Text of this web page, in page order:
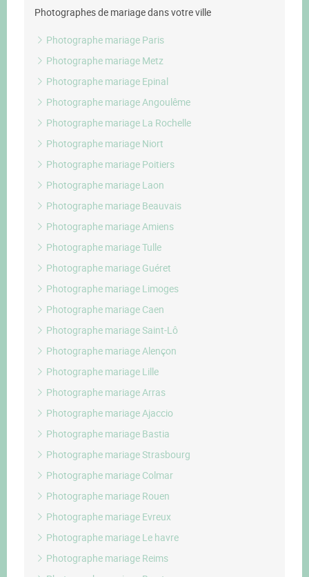
Photographes de mariage dans votre ville
Photographe mariage Paris
Photographe mariage Metz
Photographe mariage Epinal
Photographe mariage Angoulême
Photographe mariage La Rochelle
Photographe mariage Niort
Photographe mariage Poitiers
Photographe mariage Laon
Photographe mariage Beauvais
Photographe mariage Amiens
Photographe mariage Tulle
Photographe mariage Guéret
Photographe mariage Limoges
Photographe mariage Caen
Photographe mariage Saint-Lô
Photographe mariage Alençon
Photographe mariage Lille
Photographe mariage Arras
Photographe mariage Ajaccio
Photographe mariage Bastia
Photographe mariage Strasbourg
Photographe mariage Colmar
Photographe mariage Rouen
Photographe mariage Evreux
Photographe mariage Le havre
Photographe mariage Reims